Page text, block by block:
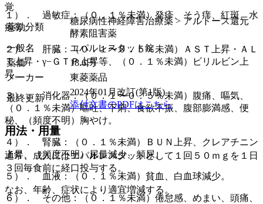
１）． 過敏症：（０．１％未満）発疹、そう痒、紅斑、水
疱等。
２）． 肝臓：（０．１〜０．５％未満）ＡＳＴ上昇・ＡＬ
Ｔ上昇・γ−ＧＴＰ上昇等、（０．１％未満）ビリルビン上
昇。
３）． 消化器：（０．１〜０．５％未満）腹痛、嘔気、
（０．１％未満）嘔吐、下痢、食欲不振、腹部膨満感、便
秘、（頻度不明）胸やけ。
４）． 腎臓：（０．１％未満）ＢＵＮ上昇、クレアチニン
上昇、（頻度不明）尿量減少、頻尿。
５）． 血液：（０．１％未満）貧血、白血球減少。
６）． その他：（０．１％未満）倦怠感、めまい、頭痛、
覚
薬効分類
糖尿病性神経障害治療薬 > アルドース還元
酵素阻害薬
一般名
エパルレスタット錠
薬価
18.6円
メーカー
東菱薬品
最終更新
2024年01月改訂(第1版)
添付文書のPDFはこちら
用法・用量
通常、成人にはエパルレスタットとして１回５０ｍｇを１日
３回毎食前に経口投与する。
なお、年齢、症状により適宜増減する。